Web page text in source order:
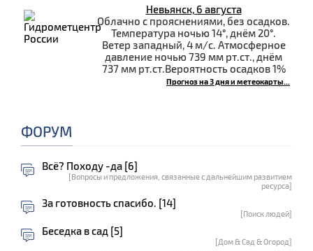
Невьянск, 6 августа
Облачно с прояснениями, без осадков.
Температура ночью 14°, днём 20°.
Ветер западный, 4 м/с. Атмосферное
давление ночью 739 мм рт.ст., днём
737 мм рт.ст.Вероятность осадков 1%
Прогноз на 3 дня и метеокарты...
ФОРУМ
Всё? Походу -да [6]
[Вопросы и предложения, связанные с дальнейшим развитием
ресурса]
За готовность спасибо. [14]
[Поиск людей]
Беседка в сад [5]
[Дом & Сад & Огород]